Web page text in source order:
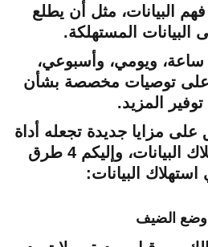
البيانات، مثل أن يطلع
البيانات المستهلكة.
ويومي، وأسبوعي،
توصيات مخصصة بشأن
توفير المزيد.
مزايا جديدة تجعله أداة
مثالية لترشيد استهلاك البيانات، وإليكم 4 طرق
البيانات: